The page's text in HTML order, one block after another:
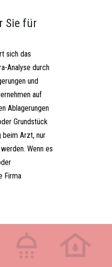
Sie für
sich das
Analyse durch
und
auf
Ablagerungen
Grundstück
beim Arzt, nur
Wenn es
Firma